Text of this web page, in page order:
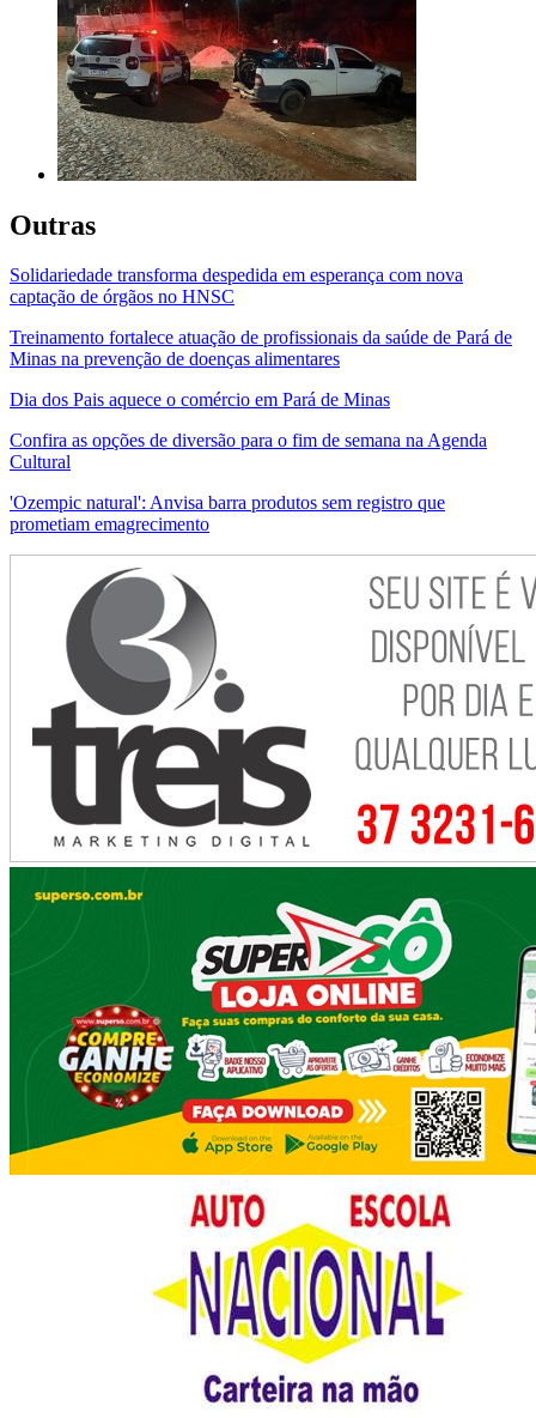
Outras
Solidariedade transforma despedida em esperança com nova
captação de órgãos no HNSC
Treinamento fortalece atuação de profissionais da saúde de Pará de
Minas na prevenção de doenças alimentares
Dia dos Pais aquece o comércio em Pará de Minas
Confira as opções de diversão para o fim de semana na Agenda
Cultural
'Ozempic natural': Anvisa barra produtos sem registro que
prometiam emagrecimento